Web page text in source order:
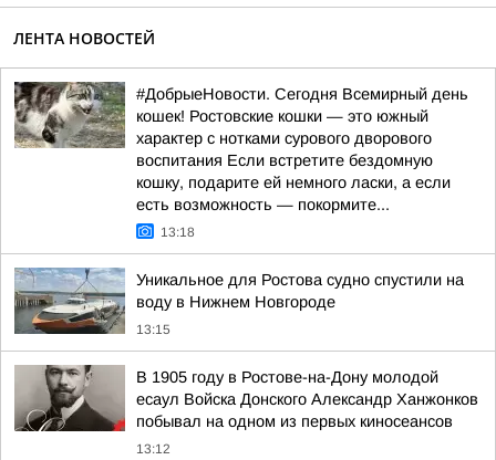
ЛЕНТА НОВОСТЕЙ
#ДобрыеНовости. Сегодня Всемирный день
кошек! Ростовские кошки — это южный
характер с нотками сурового дворового
воспитания Если встретите бездомную
кошку, подарите ей немного ласки, а если
есть возможность — покормите...
13:18
Уникальное для Ростова судно спустили на
воду в Нижнем Новгороде
13:15
В 1905 году в Ростове-на-Дону молодой
есаул Войска Донского Александр Ханжонков
побывал на одном из первых киносеансов
13:12